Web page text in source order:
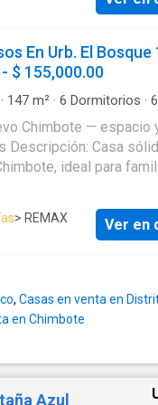
$115 000
En Urb. El Bosque
$ 155,000.00
· 147 m² · 6 Dormitorios · 6
Chimbote — espacio
ideal para
mixto. Espacios
en tres niveles, con
y Plaza Mayor , Nuevo
> REMAX
Ver en
, Casas en venta en
en Chimbote
Azul